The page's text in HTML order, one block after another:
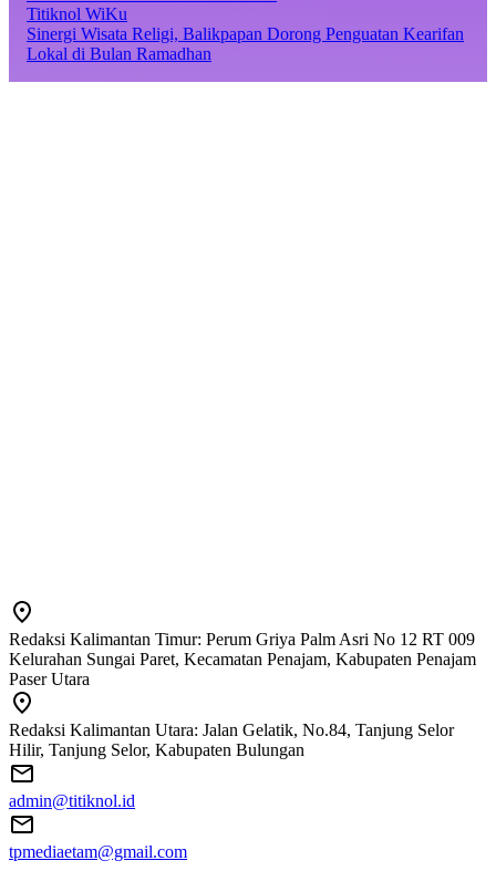
Titiknol WiKu
Sinergi Wisata Religi, Balikpapan Dorong Penguatan Kearifan
Lokal di Bulan Ramadhan
Redaksi Kalimantan Timur: Perum Griya Palm Asri No 12 RT 009
Kelurahan Sungai Paret, Kecamatan Penajam, Kabupaten Penajam
Paser Utara
Redaksi Kalimantan Utara: Jalan Gelatik, No.84, Tanjung Selor
Hilir, Tanjung Selor, Kabupaten Bulungan
admin@titiknol.id
tpmediaetam@gmail.com